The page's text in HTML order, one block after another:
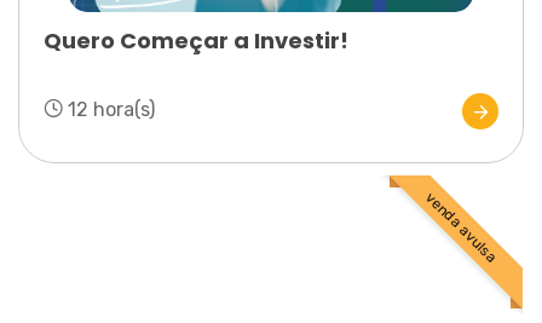
Quero Começar a Investir!
12 hora(s)
venda avulsa